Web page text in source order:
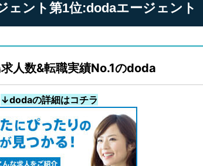
ェント第1位:dodaエージェント
人数&転職実績No.1のdoda
↓dodaの詳細はコチラ